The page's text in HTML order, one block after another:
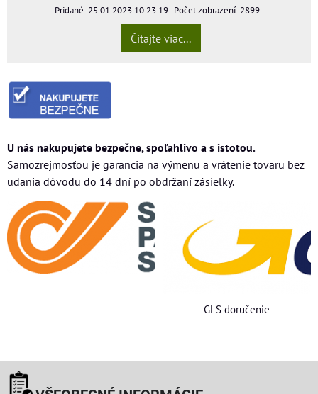
Pridané: 25.01.2023 10:23:19 Počet zobrazení: 2899
Čítajte viac...
U nás nakupujete bezpečne, spoľahlivo a s istotou.
Samozrejmosťou je garancia na výmenu a vrátenie tovaru bez
udania dôvodu do 14 dní po obdržaní zásielky.
GLS doručenie